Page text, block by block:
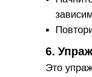
6.
Это